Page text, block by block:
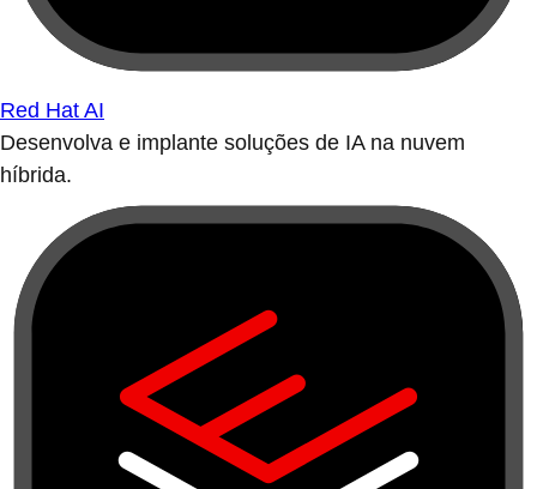
Red Hat AI
Desenvolva e implante soluções de IA na nuvem
híbrida.